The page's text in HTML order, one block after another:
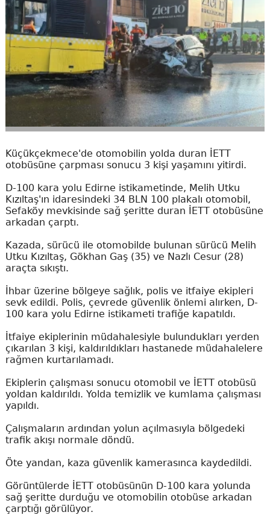
Küçükçekmece'de otomobilin yolda duran İETT
otobüsüne çarpması sonucu 3 kişi yaşamını yitirdi.
D-100 kara yolu Edirne istikametinde, Melih Utku
Kızıltaş'ın idaresindeki 34 BLN 100 plakalı otomobil,
Sefaköy mevkisinde sağ şeritte duran İETT otobüsüne
arkadan çarptı.
Kazada, sürücü ile otomobilde bulunan sürücü Melih
Utku Kızıltaş, Gökhan Gaş (35) ve Nazlı Cesur (28)
araçta sıkıştı.
İhbar üzerine bölgeye sağlık, polis ve itfaiye ekipleri
sevk edildi. Polis, çevrede güvenlik önlemi alırken, D-
100 kara yolu Edirne istikameti trafiğe kapatıldı.
İtfaiye ekiplerinin müdahalesiyle bulundukları yerden
çıkarılan 3 kişi, kaldırıldıkları hastanede müdahalelere
rağmen kurtarılamadı.
Ekiplerin çalışması sonucu otomobil ve İETT otobüsü
yoldan kaldırıldı. Yolda temizlik ve kumlama çalışması
yapıldı.
Çalışmaların ardından yolun açılmasıyla bölgedeki
trafik akışı normale döndü.
Öte yandan, kaza güvenlik kamerasınca kaydedildi.
Görüntülerde İETT otobüsünün D-100 kara yolunda
sağ şeritte durduğu ve otomobilin otobüse arkadan
çarptığı görülüyor.